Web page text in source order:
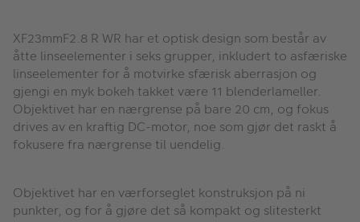
XF23mmF2.8 R WR har et optisk design som består av
åtte linseelementer i seks grupper, inkludert to asfæriske
linseelementer for å motvirke sfærisk aberrasjon og
gjengi en myk bokeh takket være 11 blenderlameller.
Objektivet har en nærgrense på bare 20 cm, og fokus
drives av en kraftig DC-motor, noe som gjør det raskt å
fokusere fra nærgrense til uendelig.
Objektivet har en værforseglet konstruksjon på ni
punkter, og for å gjøre det så kompakt og slitesterkt